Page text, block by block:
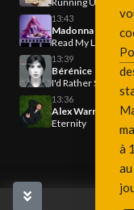
13:43
Madonna & Feid
Read My Lips
13:39
Bérénice
I'd Rather Sleep
13:36
Alex Warren
Eternity
à